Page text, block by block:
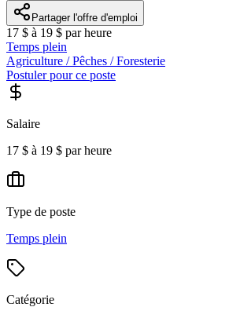
Partager l'offre d'emploi
17 $ à 19 $ par heure
Temps plein
Agriculture / Pêches / Foresterie
Postuler pour ce poste
Salaire
17 $ à 19 $ par heure
Type de poste
Temps plein
Catégorie